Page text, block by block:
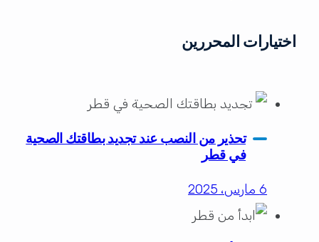
اختيارات المحررين
تحذير من النصب عند تجديد بطاقتك الصحية
في قطر
6 مارس، 2025